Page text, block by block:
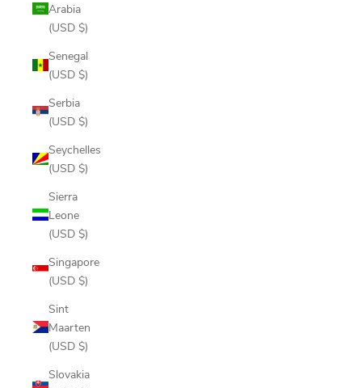
Arabia
(USD $)
Senegal
(USD $)
Serbia
(USD $)
Seychelles
(USD $)
Sierra
Leone
(USD $)
Singapore
(USD $)
Sint
Maarten
(USD $)
Slovakia